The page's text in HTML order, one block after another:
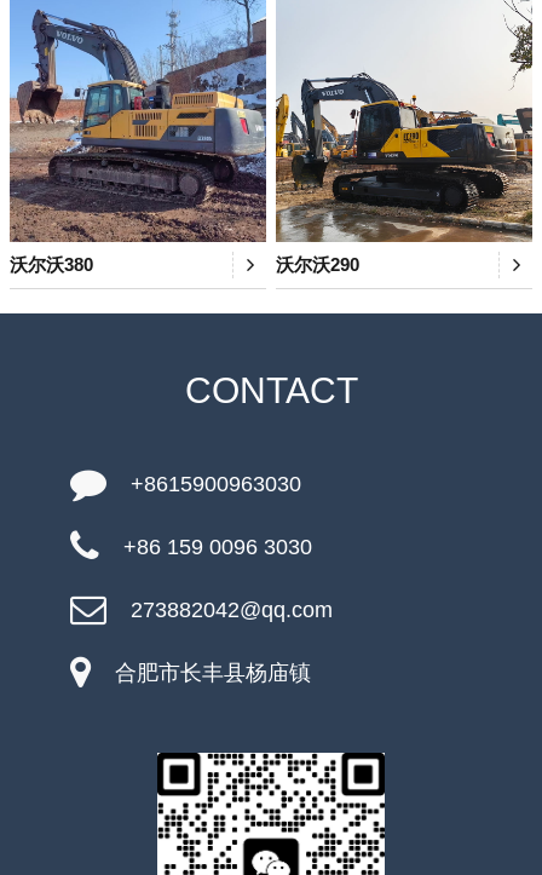
沃尔沃380 沃尔沃290
CONTACT
+8615900963030
+86 159 0096 3030
273882042@qq.com
合肥市长丰县杨庙镇